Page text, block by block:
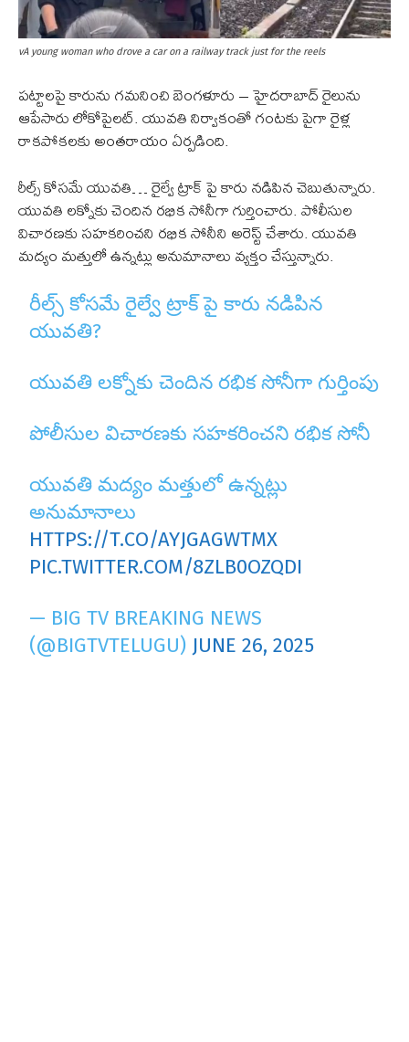
vA young woman who drove a car on a railway track just for the reels
పట్టాలపై కారును గమనించి బెంగళూరు – హైదరాబాద్ రైలును
ఆపేసారు లోకోపైలట్. యువతి నిర్వాకంతో గంటకు పైగా రైళ్ల
రాకపోకలకు అంతరాయం ఏర్పడింది.
రీల్స్ కోసమే యువతి… రైల్వే ట్రాక్ పై కారు నడిపిన చెబుతున్నారు.
యువతి లక్నోకు చెందిన రభిక సోనీగా గుర్తించారు. పోలీసుల
విచారణకు సహకరించని రభిక సోనీని అరెస్ట్ చేశారు. యువతి
మద్యం మత్తులో ఉన్నట్లు అనుమానాలు వ్యక్తం చేస్తున్నారు.
రీల్స్ కోసమే రైల్వే ట్రాక్ పై కారు నడిపిన
యువతి?
యువతి లక్నోకు చెందిన రభిక సోనీగా గుర్తింపు
పోలీసుల విచారణకు సహకరించని రభిక సోనీ
యువతి మద్యం మత్తులో ఉన్నట్లు
అనుమానాలు
HTTPS://T.CO/AYJGAGWTMX
PIC.TWITTER.COM/8ZLB0OZQDI
— BIG TV BREAKING NEWS
(@BIGTVTELUGU) JUNE 26, 2025